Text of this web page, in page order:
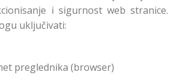
i sigurnost web stranice.
uključivati:
preglednika (browser)